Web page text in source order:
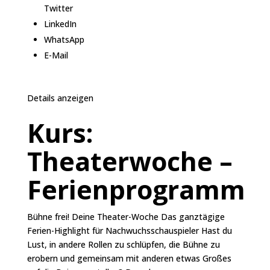
Twitter
LinkedIn
WhatsApp
E-Mail
Details anzeigen
Kurs:
Theaterwoche –
Ferienprogramm
Bühne frei! Deine Theater-Woche Das ganztägige
Ferien-Highlight für Nachwuchsschauspieler Hast du
Lust, in andere Rollen zu schlüpfen, die Bühne zu
erobern und gemeinsam mit anderen etwas Großes